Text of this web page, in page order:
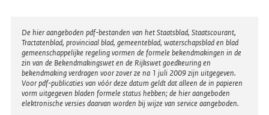
Disclaimer
De hier aangeboden pdf-bestanden van het Staatsblad, Staatscourant,
Tractatenblad, provinciaal blad, gemeenteblad, waterschapsblad en blad
gemeenschappelijke regeling vormen de formele bekendmakingen in de
zin van de Bekendmakingswet en de Rijkswet goedkeuring en
bekendmaking verdragen voor zover ze na 1 juli 2009 zijn uitgegeven.
Voor pdf-publicaties van vóór deze datum geldt dat alleen de in papieren
vorm uitgegeven bladen formele status hebben; de hier aangeboden
elektronische versies daarvan worden bij wijze van service aangeboden.